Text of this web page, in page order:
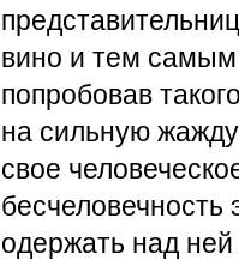
вино и тем
попробовав
на сильную
свое
бесчеловечность
одержать над